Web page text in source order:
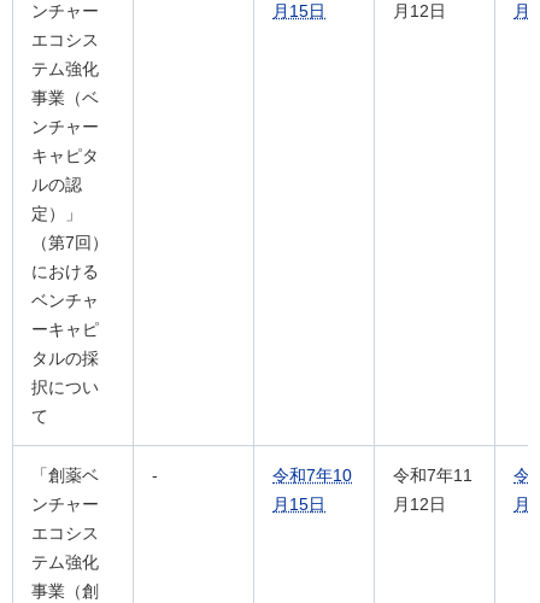
ンチャー
エコシス
テム強化
事業（ベ
ンチャー
キャピタ
ルの認
定）」
（第7回）
における
ベンチャ
ーキャピ
タルの採
択につい
て
月15日
月12日
月
「創薬ベ
ンチャー
エコシス
テム強化
事業（創
-
令和7年10
月15日
令和7年11
月12日
令
月